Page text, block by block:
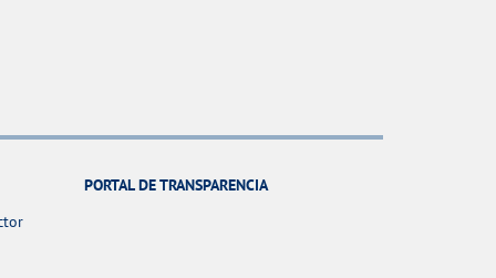
PORTAL DE TRANSPARENCIA